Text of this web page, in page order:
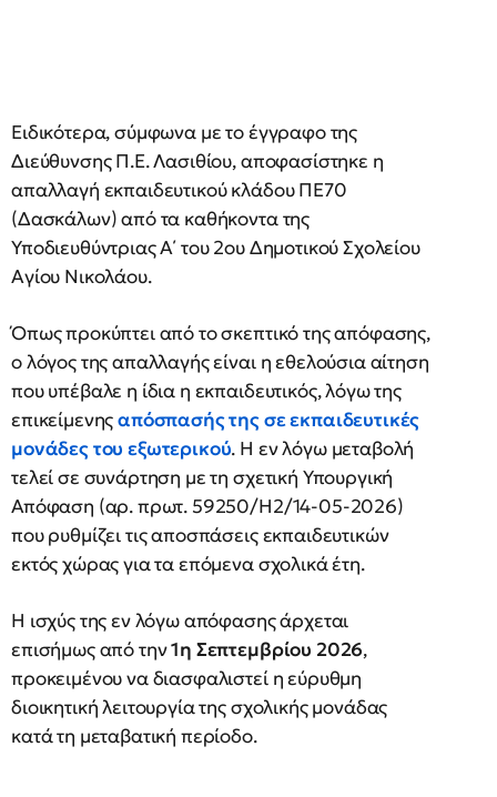
Ειδικότερα, σύμφωνα με το έγγραφο της
Διεύθυνσης Π.Ε. Λασιθίου, αποφασίστηκε η
απαλλαγή εκπαιδευτικού κλάδου ΠΕ70
(Δασκάλων) από τα καθήκοντα της
Υποδιευθύντριας Α΄ του 2ου Δημοτικού Σχολείου
Αγίου Νικολάου.
Όπως προκύπτει από το σκεπτικό της απόφασης,
ο λόγος της απαλλαγής είναι η εθελούσια αίτηση
που υπέβαλε η ίδια η εκπαιδευτικός, λόγω της
επικείμενηςαπόσπασής της σε εκπαιδευτικές
μονάδες του εξωτερικού. Η εν λόγω μεταβολή
τελεί σε συνάρτηση με τη σχετική Υπουργική
Απόφαση (αρ. πρωτ. 59250/Η2/14-05-2026)
που ρυθμίζει τις αποσπάσεις εκπαιδευτικών
εκτός χώρας για τα επόμενα σχολικά έτη.
Η ισχύς της εν λόγω απόφασης άρχεται
επισήμως από την1η Σεπτεμβρίου 2026,
προκειμένου να διασφαλιστεί η εύρυθμη
διοικητική λειτουργία της σχολικής μονάδας
κατά τη μεταβατική περίοδο.